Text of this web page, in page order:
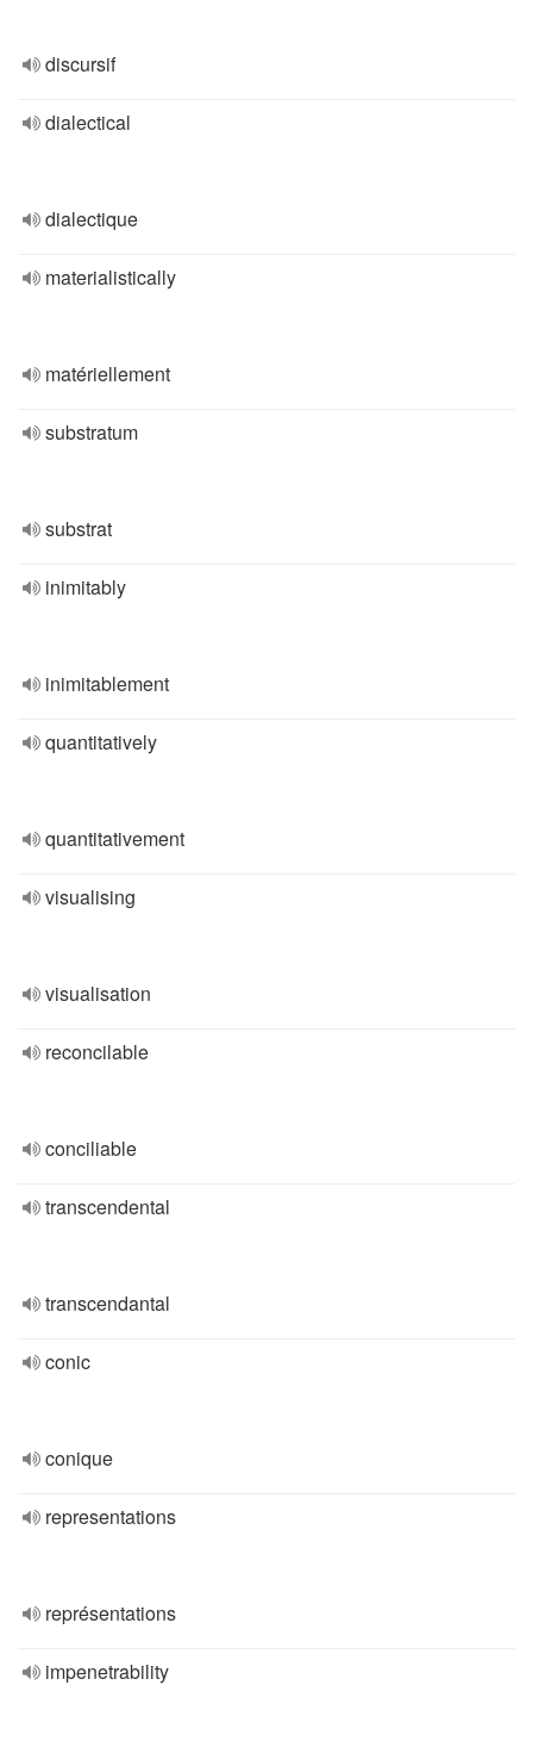
discursif
dialectical
dialectique
materialistically
matériellement
substratum
substrat
inimitably
inimitablement
quantitatively
quantitativement
visualising
visualisation
reconcilable
conciliable
transcendental
transcendantal
conic
conique
representations
représentations
impenetrability